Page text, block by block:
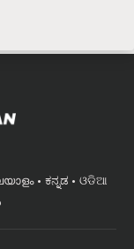
ಕನ್ನಡ
ଓଡିଆ